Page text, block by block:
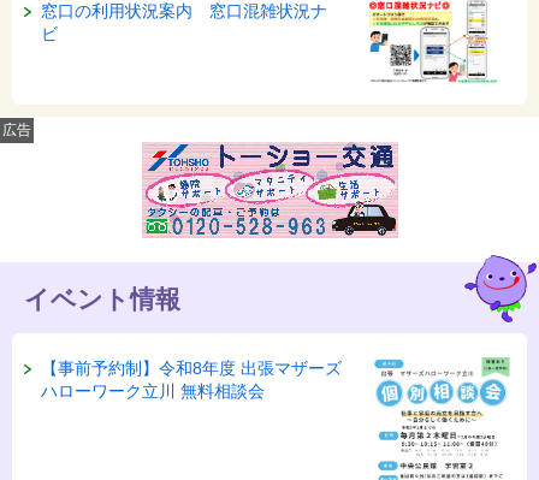
窓口の利用状況案内 窓口混雑状況ナ
ビ
広告
イベント情報
【事前予約制】令和8年度 出張マザーズ
ハローワーク立川 無料相談会